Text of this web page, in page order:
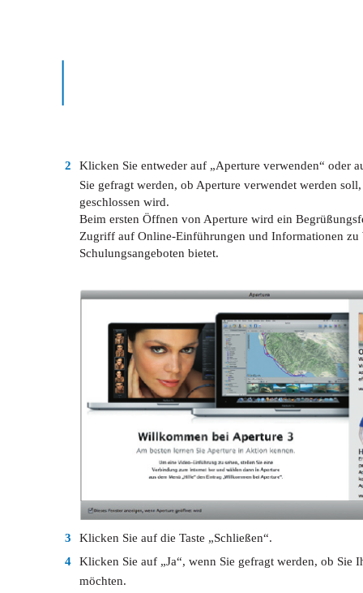
Klicken Sie entweder auf „Aperture verwenden“ oder
2
Sie gefragt werden, ob Aperture verwendet werden
geschlossen wird.
Beim ersten Öffnen von Aperture wird ein
Zugriff auf Online-Einführungen und Informationen zu
Schulungsangeboten bietet.
Klicken Sie auf die Taste „Schließen“.
3
Klicken Sie auf „Ja“, wenn Sie gefragt werden, ob Sie
4
möchten.